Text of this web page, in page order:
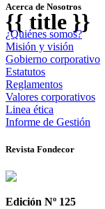
{{ title }}
Acerca de Nosotros
¿Quiénes somos?
Misión y visión
Gobierno corporativo
Estatutos
Reglamentos
Valores corporativos
Linea ética
Informe de Gestión
Revista Fondecor
Edición Nº 125